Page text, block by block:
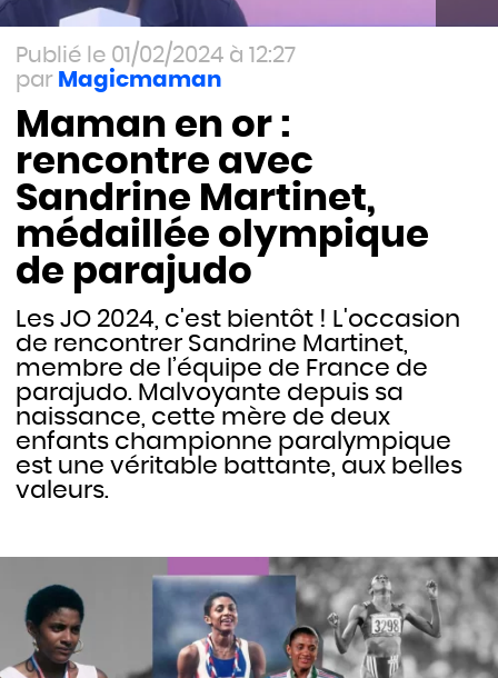
01/02/2024 à 12:27
Magicmaman
Maman en or :
rencontre avec
Sandrine Martinet,
médaillée olympique
de parajudo
Les JO 2024, c'est bientôt ! L'occasion
de rencontrer Sandrine Martinet,
membre de l’équipe de France de
parajudo. Malvoyante depuis sa
naissance, cette mère de deux
enfants championne paralympique
est une véritable battante, aux belles
valeurs.